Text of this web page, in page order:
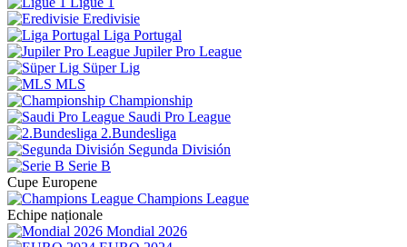
Eredivisie
Liga Portugal
Jupiler Pro League
Süper Lig
MLS
Championship
Saudi Pro League
2.Bundesliga
Segunda División
Serie B
Cupe Europene
Champions League
Echipe naționale
Mondial 2026